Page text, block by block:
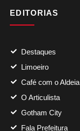
EDITORIAS
Destaques
Limoeiro
Café com o Aldeia
O Articulista
Gotham City
Fala Prefeitura